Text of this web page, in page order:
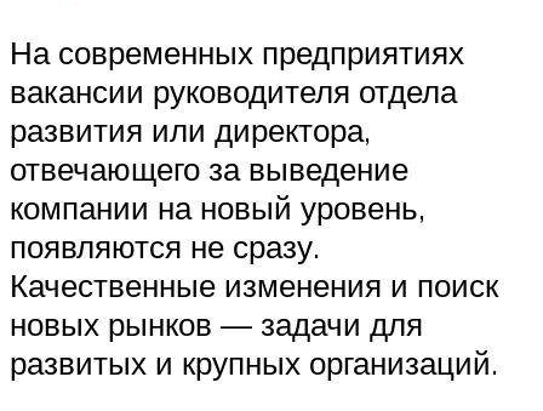
На современных предприятиях
вакансии руководителя отдела
развития или директора,
отвечающего за выведение
компании на новый уровень,
появляются не сразу.
Качественные изменения и поиск
новых рынков — задачи для
развитых и крупных организаций.